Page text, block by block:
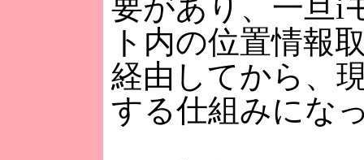
要があり、一旦i
ト内の位置情報
経由してから、
する仕組みにな